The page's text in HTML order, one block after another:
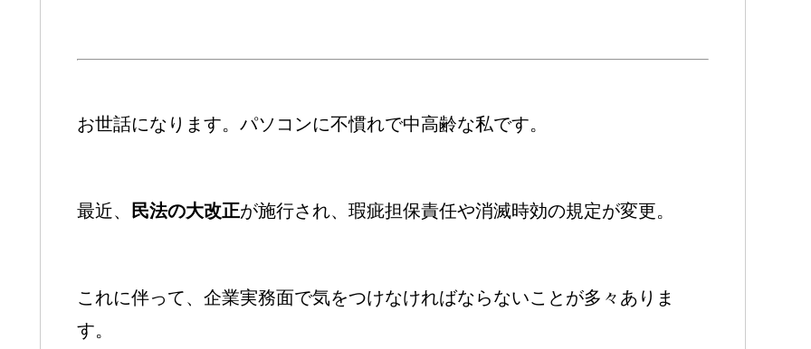
お世話になります。パソコンに不慣れで中高齢な私です。
最近、 民法の大改正が施行され、瑕疵担保責任や消滅時効の規定が変更。
これに伴って、企業実務面で気をつけなければならないことが多々ありま
す。